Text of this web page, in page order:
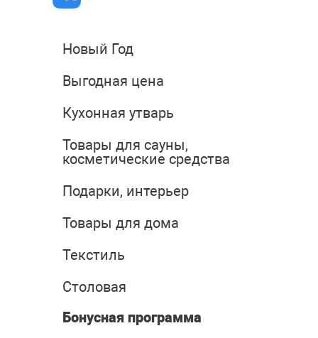
Новый Год
Выгодная цена
Кухонная утварь
Товары для сауны,
косметические средства
Подарки, интерьер
Товары для дома
Текстиль
Столовая
Бонусная программа